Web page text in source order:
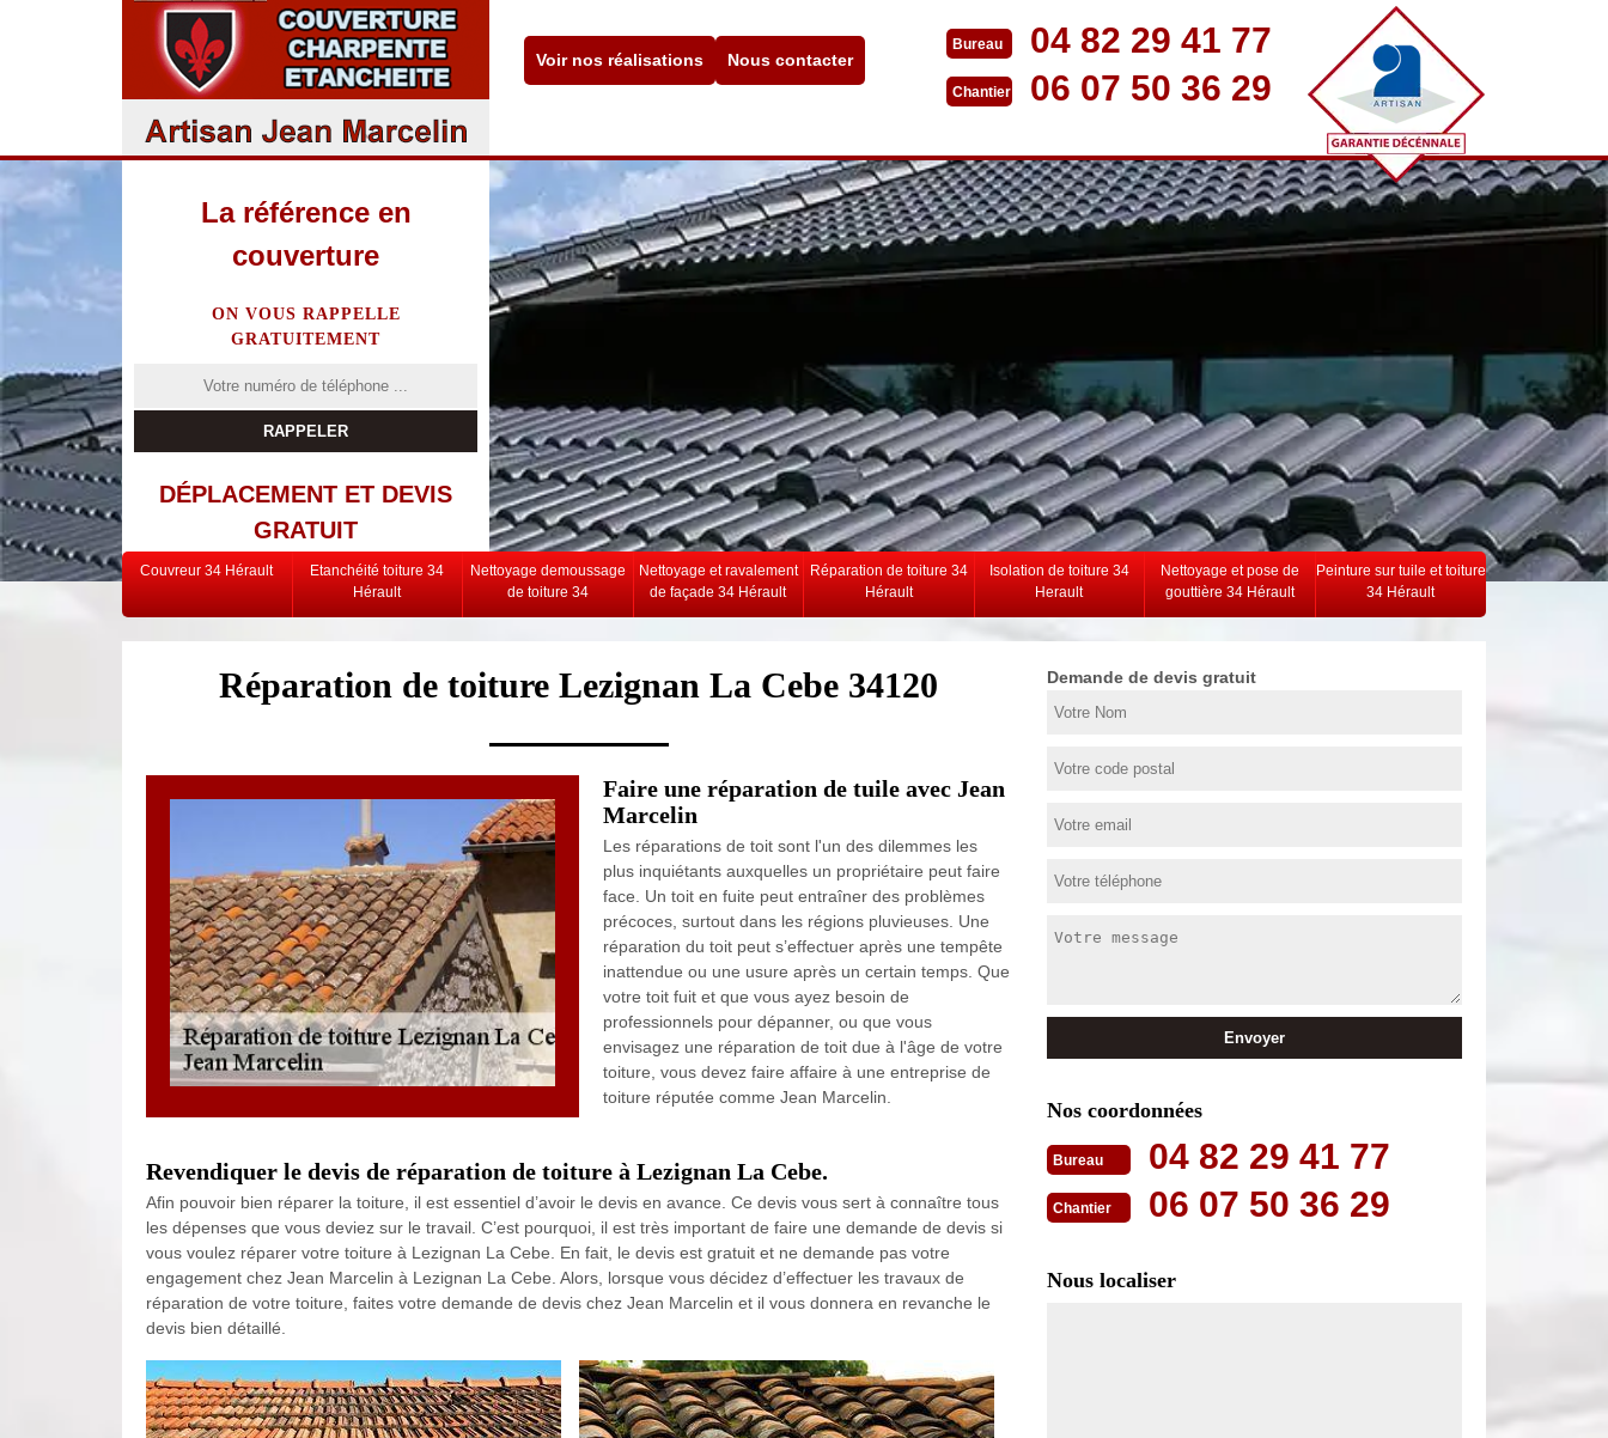
Voir nos réalisations Nous contacter
Bureau 04 82 29 41 77
Chantier 06 07 50 36 29
La référence en
couverture
ON VOUS RAPPELLE
GRATUITEMENT
DÉPLACEMENT ET DEVIS
GRATUIT
Couvreur 34 Hérault
Etanchéité toiture 34
Hérault
Nettoyage demoussage
de toiture 34
Nettoyage et ravalement
de façade 34 Hérault
Réparation de toiture 34
Hérault
Isolation de toiture 34
Herault
Nettoyage et pose de
gouttière 34 Hérault
Peinture sur tuile et toiture
34 Hérault
Réparation de toiture Lezignan La Cebe 34120
Faire une réparation de tuile avec Jean
Marcelin
Les réparations de toit sont l'un des dilemmes les
plus inquiétants auxquelles un propriétaire peut faire
face. Un toit en fuite peut entraîner des problèmes
précoces, surtout dans les régions pluvieuses. Une
réparation du toit peut s’effectuer après une tempête
inattendue ou une usure après un certain temps. Que
votre toit fuit et que vous ayez besoin de
professionnels pour dépanner, ou que vous
envisagez une réparation de toit due à l'âge de votre
toiture, vous devez faire affaire à une entreprise de
toiture réputée comme Jean Marcelin.
Revendiquer le devis de réparation de toiture à Lezignan La Cebe.
Afin pouvoir bien réparer la toiture, il est essentiel d’avoir le devis en avance. Ce devis vous sert à connaître tous
les dépenses que vous deviez sur le travail. C’est pourquoi, il est très important de faire une demande de devis si
vous voulez réparer votre toiture à Lezignan La Cebe. En fait, le devis est gratuit et ne demande pas votre
engagement chez Jean Marcelin à Lezignan La Cebe. Alors, lorsque vous décidez d’effectuer les travaux de
réparation de votre toiture, faites votre demande de devis chez Jean Marcelin et il vous donnera en revanche le
devis bien détaillé.
Demande de devis gratuit
Nos coordonnées
Bureau 04 82 29 41 77
Chantier 06 07 50 36 29
Nous localiser